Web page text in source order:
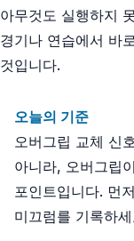
아무것도 실행하지
경기나 연습에서 바
것입니다.
오늘의 기준
오버그립 교체 신
아니라, 오버그립
포인트입니다. 먼
미끄럼를 기록하